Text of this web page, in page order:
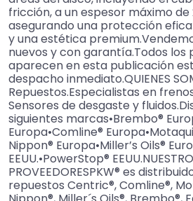
fricción, a un espesor máximo de
asegurando una protección
y una estética
nuevos y con garantía.Todos los
aparecen en esta publicación
despacho inmediato.QUIENES
Repuestos.Especialistas en
Sensores de desgaste y
siguientes marcas•Brembo®
Europa•Comline®
Nippon® Europa•Miller’s Oils®
EEUU.•PowerStop®
PROVEEDORESPKW® es
repuestos Centric®, Comline®,